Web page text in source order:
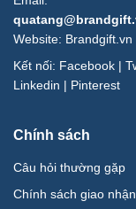
Website: Brandgift.vn
Kết nối: Facebook |
Linkedin | Pinterest
Chính sách
Câu hỏi thường gặp
Chính sách giao nhận